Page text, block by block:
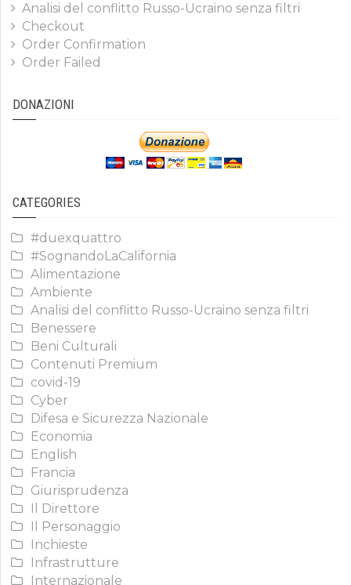
Analisi del conflitto Russo-Ucraino senza filtri
Checkout
Order Confirmation
Order Failed
DONAZIONI
CATEGORIES
#duexquattro
#SognandoLaCalifornia
Alimentazione
Ambiente
Analisi del conflitto Russo-Ucraino senza filtri
Benessere
Beni Culturali
Contenuti Premium
covid-19
Cyber
Difesa e Sicurezza Nazionale
Economia
English
Francia
Giurisprudenza
Il Direttore
Il Personaggio
Inchieste
Infrastrutture
Internazionale